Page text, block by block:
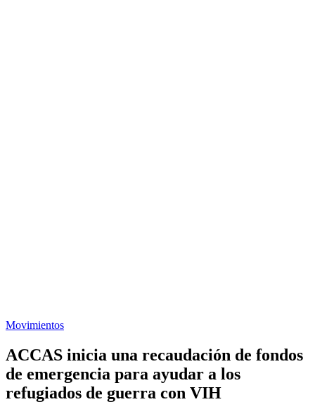
Movimientos
ACCAS inicia una recaudación de fondos
de emergencia para ayudar a los
refugiados de guerra con VIH